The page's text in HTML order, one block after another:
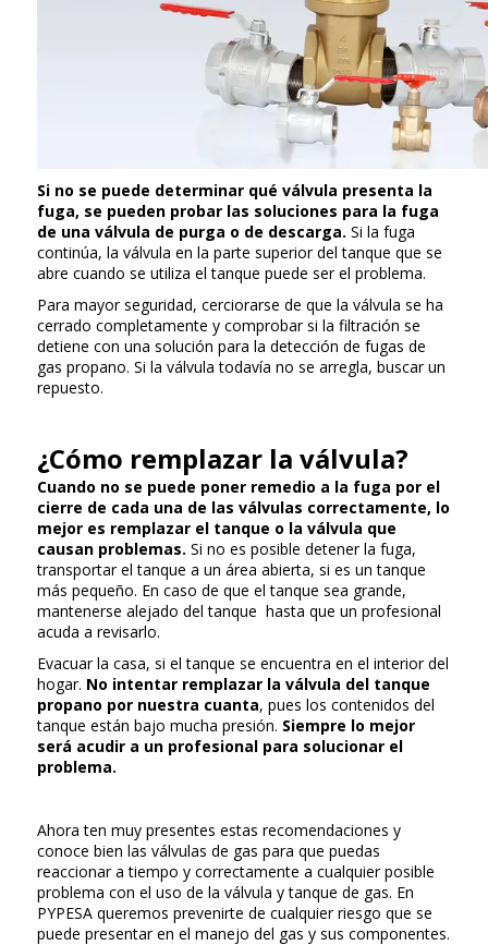
Si no se puede determinar qué válvula presenta la
fuga, se pueden probar las soluciones para la fuga
de una válvula de purga o de descarga. Si la fuga
continúa, la válvula en la parte superior del tanque que se
abre cuando se utiliza el tanque puede ser el problema.
Para mayor seguridad, cerciorarse de que la válvula se ha
cerrado completamente y comprobar si la filtración se
detiene con una solución para la detección de fugas de
gas propano. Si la válvula todavía no se arregla, buscar un
repuesto.
¿Cómo remplazar la válvula?
Cuando no se puede poner remedio a la fuga por el
cierre de cada una de las válvulas correctamente, lo
mejor es remplazar el tanque o la válvula que
causan problemas. Si no es posible detener la fuga,
transportar el tanque a un área abierta, si es un tanque
más pequeño. En caso de que el tanque sea grande,
mantenerse alejado del tanque hasta que un profesional
acuda a revisarlo.
Evacuar la casa, si el tanque se encuentra en el interior del
hogar. No intentar remplazar la válvula del tanque
propano por nuestra cuanta, pues los contenidos del
tanque están bajo mucha presión. Siempre lo mejor
será acudir a un profesional para solucionar el
problema.
Ahora ten muy presentes estas recomendaciones y
conoce bien las válvulas de gas para que puedas
reaccionar a tiempo y correctamente a cualquier posible
problema con el uso de la válvula y tanque de gas. En
PYPESA queremos prevenirte de cualquier riesgo que se
puede presentar en el manejo del gas y sus componentes.